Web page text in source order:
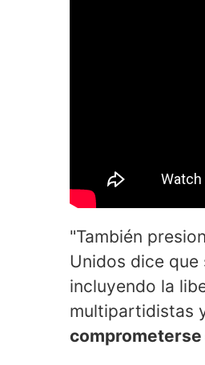
"También
Unidos dice que
incluyendo la
multipartidistas
comprometerse